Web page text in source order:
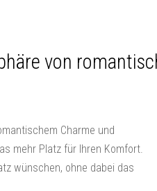
von
Charme und
mehr Platz für Ihren Komfort.
wünschen, ohne dabei das